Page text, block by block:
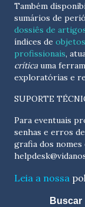
Também
sumários de
dossiês de
índices de
profissionais,
críticauma
exploratórias e
SUPORTE
Para eventuais
senhas e erros
Leia a nossa
Buscar